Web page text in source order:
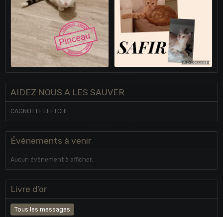
AIDEZ NOUS A LES SAUVER
CAGNOTTE LEETCHI
Évènements à venir
Aucun évènement à afficher.
Livre d'or
Tous les messages